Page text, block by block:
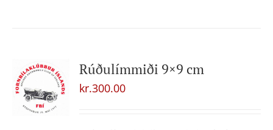
Rúðulímmiði 9×9 cm
kr.300.00